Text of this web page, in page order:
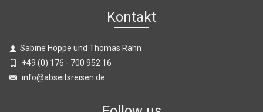
Kontakt
Sabine Hoppe und Thomas Rahn
+49 (0) 176 - 700 952 16
info@abseitsreisen.de